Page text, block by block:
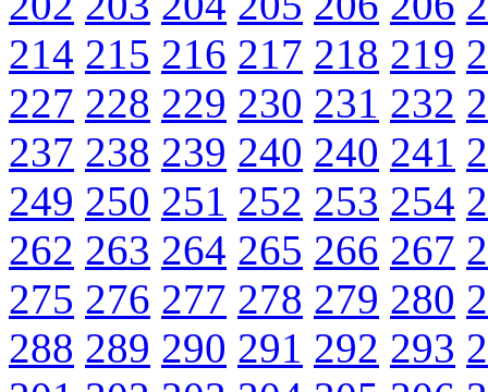
214 215 216 217 218 219
227 228 229 230 231 232
237 238 239 240 240 241
249 250 251 252 253 254
262 263 264 265 266 267
275 276 277 278 279 280
288 289 290 291 292 293